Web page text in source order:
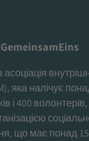
яка налічує
і 400
що має понад